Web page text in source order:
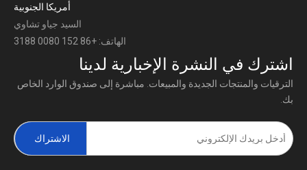
أمريكا الجنوبية
السيد جياو تشاوي
الهاتف: +86 152 0080 3188
اشترك في النشرة الإخبارية لدينا
الترقيات والمنتجات الجديدة والمبيعات. مباشرة إلى صندوق الوارد الخاص
بك.
الاشتراك